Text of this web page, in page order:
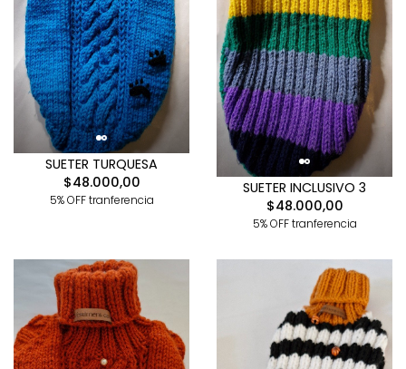
SUETER TURQUESA
$48.000,00
5% OFF tranferencia
SUETER INCLUSIVO 3
$48.000,00
5% OFF tranferencia